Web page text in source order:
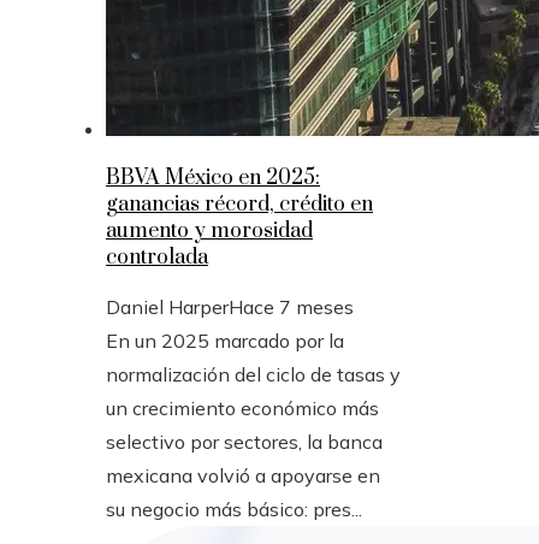
BBVA México en 2025:
ganancias récord, crédito en
aumento y morosidad
controlada
Daniel HarperHace 7 meses
En un 2025 marcado por la
normalización del ciclo de tasas y
un crecimiento económico más
selectivo por sectores, la banca
mexicana volvió a apoyarse en
su negocio más básico: pres...